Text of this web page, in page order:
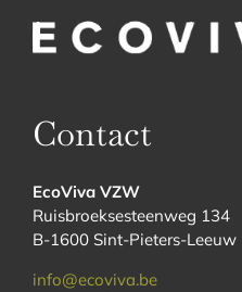
Contact
EcoViva VZW
Ruisbroeksesteenweg 134
B-1600 Sint-Pieters-Leeuw
info@ecoviva.be